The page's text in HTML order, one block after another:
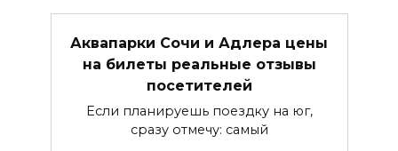
Аквапарки Сочи и Адлера цены
на билеты реальные отзывы
посетителей
Если планируешь поездку на юг,
сразу отмечу: самый